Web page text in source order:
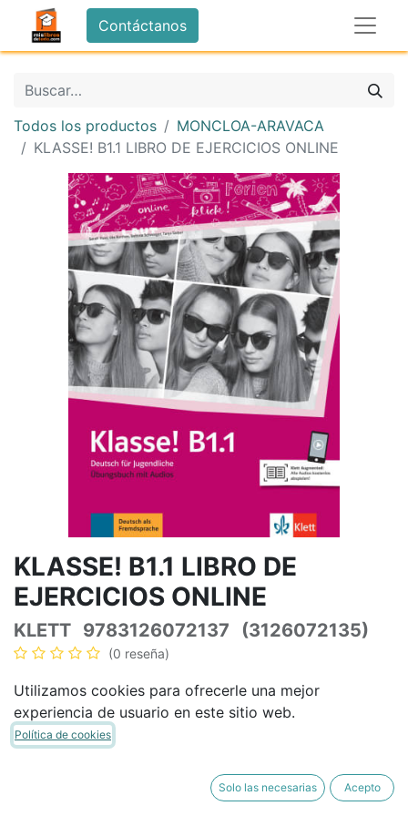
Contáctanos
Todos los productos
MONCLOA-ARAVACA
KLASSE! B1.1 LIBRO DE EJERCICIOS ONLINE
KLASSE! B1.1 LIBRO DE
EJERCICIOS ONLINE
KLETT 9783126072137 (3126072135)
(0 reseña)
14,58€ 17,15€ IVA Incluido
COMPRAR AHORA
Utilizamos cookies para ofrecerle una mejor
experiencia de usuario en este sitio web.
Política de cookies
Solo las necesarias Acepto